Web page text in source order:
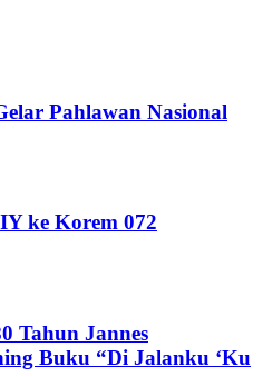
Pahlawan Nasional
ke Korem 072
Tahun Jannes
Buku “Di Jalanku ‘Ku